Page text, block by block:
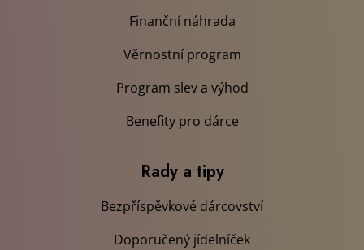
Finanční náhrada
Věrnostní program
Program slev a výhod
Benefity pro dárce
Rady a tipy
Bezpříspěvkové dárcovství
Doporučený jídelníček